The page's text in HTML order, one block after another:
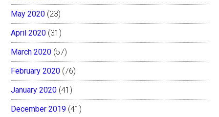
May 2020 (23)
April 2020 (31)
March 2020 (57)
February 2020 (76)
January 2020 (41)
December 2019 (41)